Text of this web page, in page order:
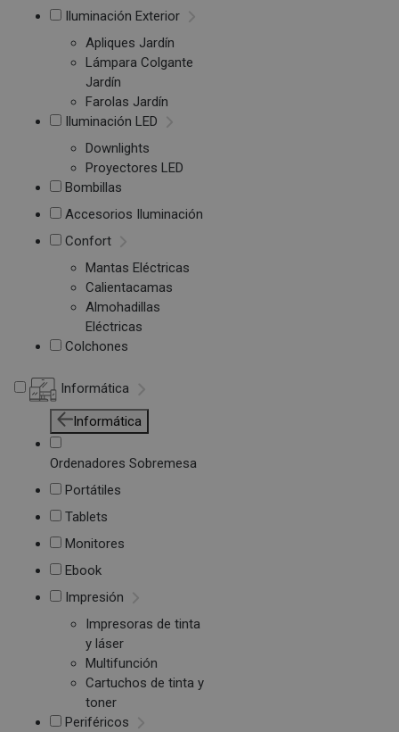
Iluminación Exterior
Apliques Jardín
Lámpara Colgante
Jardín
Farolas Jardín
Iluminación LED
Downlights
Proyectores LED
Bombillas
Accesorios Iluminación
Confort
Mantas Eléctricas
Calientacamas
Almohadillas
Eléctricas
Colchones
Informática
Informática
Ordenadores Sobremesa
Portátiles
Tablets
Monitores
Ebook
Impresión
Impresoras de tinta
y láser
Multifunción
Cartuchos de tinta y
toner
Periféricos